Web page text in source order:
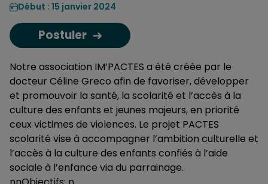
Début : 15 janvier 2024
Postuler
Notre association IM’PACTES a été créée par le
docteur Céline Greco afin de favoriser, développer
et promouvoir la santé, la scolarité et l’accès à la
culture des enfants et jeunes majeurs, en priorité
ceux victimes de violences. Le projet PACTES
scolarité vise à accompagner l’ambition culturelle et
l’accès à la culture des enfants confiés à l’aide
sociale à l’enfance via du parrainage.